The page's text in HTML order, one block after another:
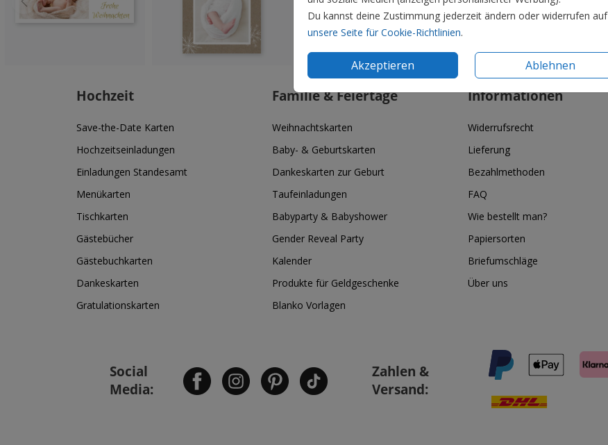
Du kannst deine Zustimmung jederzeit ändern oder widerrufen auf
unsere Seite für Cookie-Richtlinien.
Akzeptieren Ablehnen
Hochzeit
Save-the-Date Karten
Hochzeitseinladungen
Einladungen Standesamt
Menükarten
Tischkarten
Gästebücher
Gästebuchkarten
Dankeskarten
Gratulationskarten
Familie & Feiertage
Weihnachtskarten
Baby- & Geburtskarten
Dankeskarten zur Geburt
Taufeinladungen
Babyparty & Babyshower
Gender Reveal Party
Kalender
Produkte für Geldgeschenke
Blanko Vorlagen
Informationen
Widerrufsrecht
Lieferung
Bezahlmethoden
FAQ
Wie bestellt man?
Papiersorten
Briefumschläge
Über uns
Social
Media:
Zahlen &
Versand: